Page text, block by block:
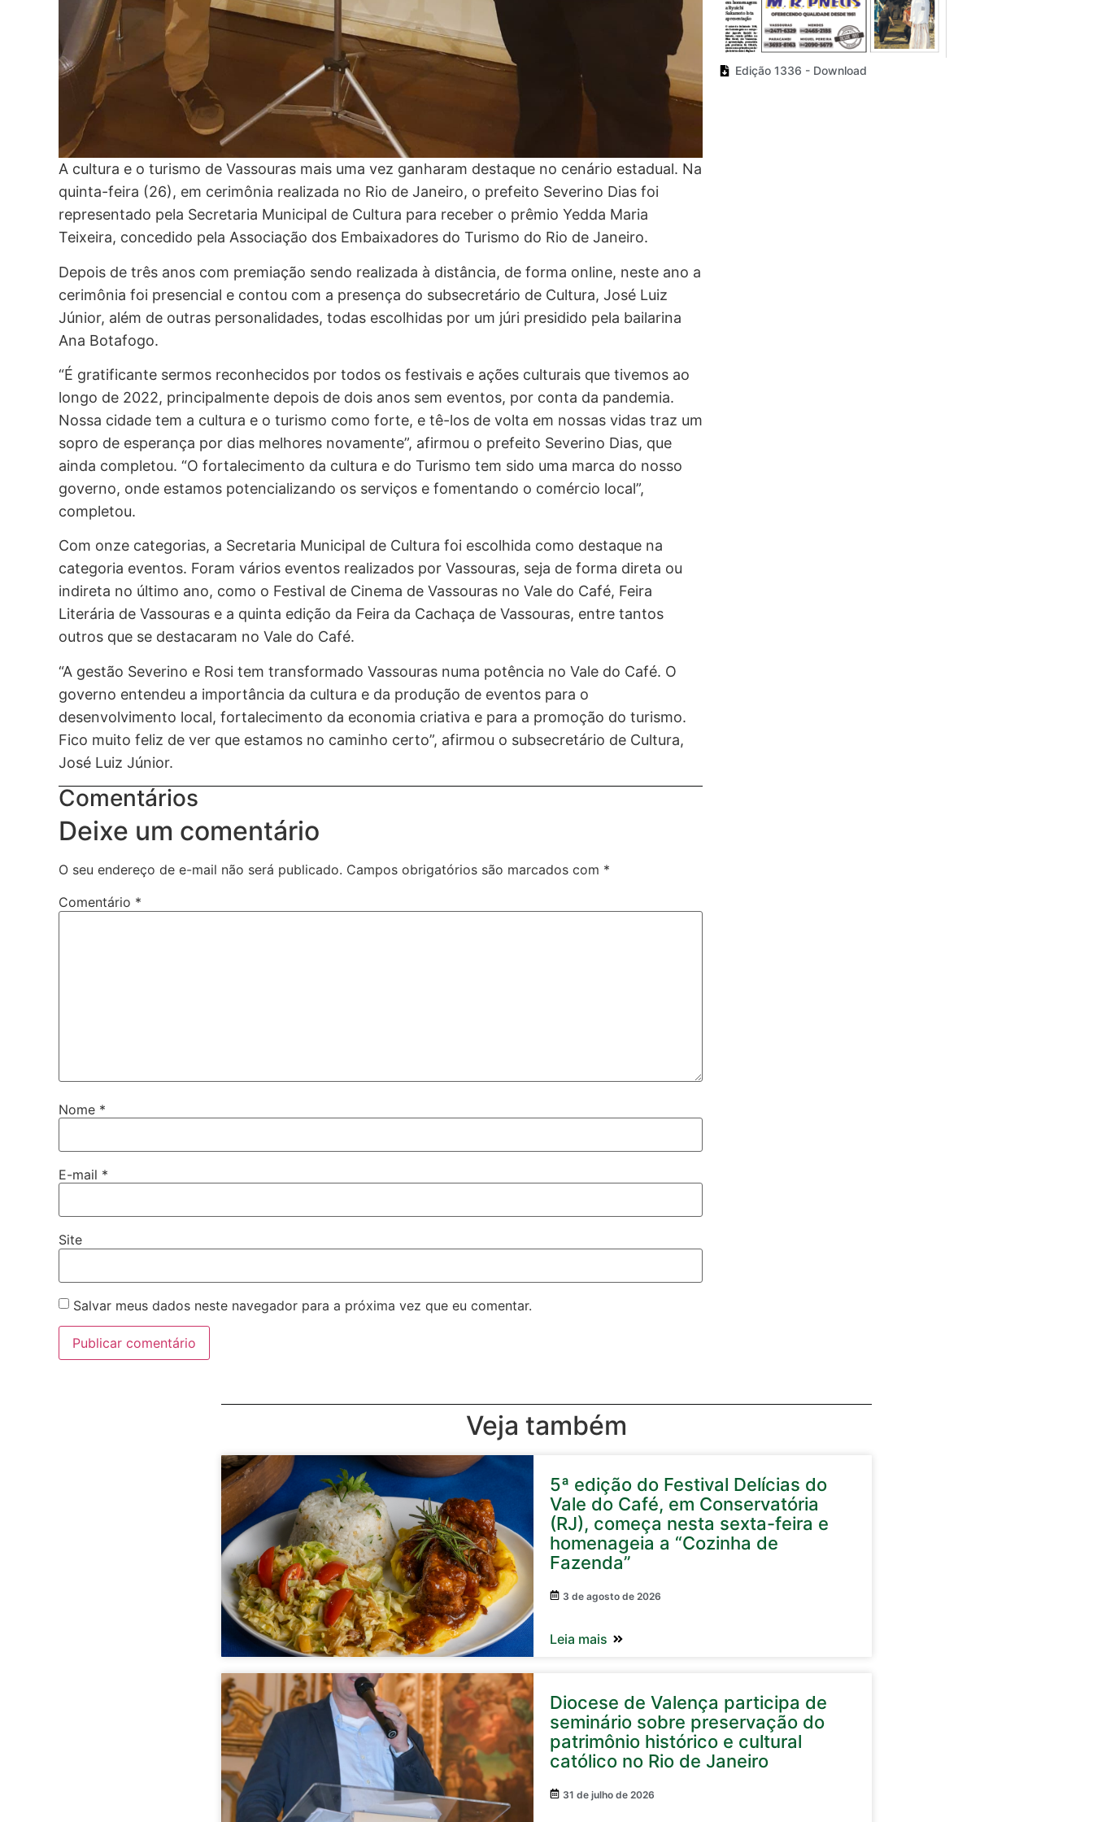
A cultura e o turismo de Vassouras mais uma vez ganharam destaque no cenário estadual. Na
quinta-feira (26), em cerimônia realizada no Rio de Janeiro, o prefeito Severino Dias foi
representado pela Secretaria Municipal de Cultura para receber o prêmio Yedda Maria
Teixeira, concedido pela Associação dos Embaixadores do Turismo do Rio de Janeiro.
Depois de três anos com premiação sendo realizada à distância, de forma online, neste ano a
cerimônia foi presencial e contou com a presença do subsecretário de Cultura, José Luiz
Júnior, além de outras personalidades, todas escolhidas por um júri presidido pela bailarina
Ana Botafogo.
“É gratificante sermos reconhecidos por todos os festivais e ações culturais que tivemos ao
longo de 2022, principalmente depois de dois anos sem eventos, por conta da pandemia.
Nossa cidade tem a cultura e o turismo como forte, e tê-los de volta em nossas vidas traz um
sopro de esperança por dias melhores novamente”, afirmou o prefeito Severino Dias, que
ainda completou. “O fortalecimento da cultura e do Turismo tem sido uma marca do nosso
governo, onde estamos potencializando os serviços e fomentando o comércio local”,
completou.
Com onze categorias, a Secretaria Municipal de Cultura foi escolhida como destaque na
categoria eventos. Foram vários eventos realizados por Vassouras, seja de forma direta ou
indireta no último ano, como o Festival de Cinema de Vassouras no Vale do Café, Feira
Literária de Vassouras e a quinta edição da Feira da Cachaça de Vassouras, entre tantos
outros que se destacaram no Vale do Café.
“A gestão Severino e Rosi tem transformado Vassouras numa potência no Vale do Café. O
governo entendeu a importância da cultura e da produção de eventos para o
desenvolvimento local, fortalecimento da economia criativa e para a promoção do turismo.
Fico muito feliz de ver que estamos no caminho certo”, afirmou o subsecretário de Cultura,
José Luiz Júnior.
Comentários
Deixe um comentário
O seu endereço de e-mail não será publicado. Campos obrigatórios são marcados com *
Comentário *
Nome *
E-mail *
Site
Salvar meus dados neste navegador para a próxima vez que eu comentar.
Edição 1336 - Download
Veja também
5ª edição do Festival Delícias do
Vale do Café, em Conservatória
(RJ), começa nesta sexta-feira e
homenageia a “Cozinha de
Fazenda”
3 de agosto de 2026
Leia mais
Diocese de Valença participa de
seminário sobre preservação do
patrimônio histórico e cultural
católico no Rio de Janeiro
31 de julho de 2026